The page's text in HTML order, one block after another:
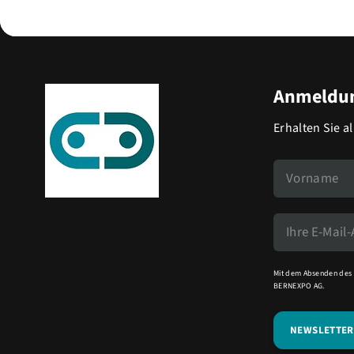
Erhalten Sie
Mit dem Absenden
BERNEXPO AG.